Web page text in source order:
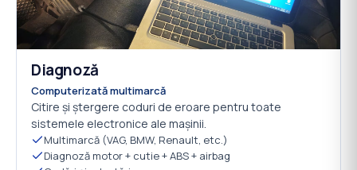
03
Diagnoză
Computerizată multimarcă
Citire și ștergere coduri de eroare pentru toate
sistemele electronice ale mașinii.
Multimarcă (VAG, BMW, Renault, etc.)
Diagnoză motor + cutie + ABS + airbag